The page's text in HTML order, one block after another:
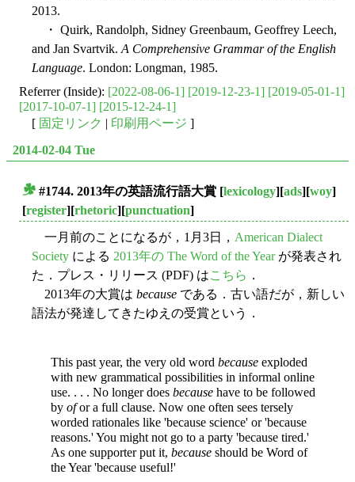
2013.
・ Quirk, Randolph, Sidney Greenbaum, Geoffrey Leech,
and Jan Svartvik. A Comprehensive Grammar of the English
Language. London: Longman, 1985.
Referrer (Inside): [2022-08-06-1] [2019-12-23-1] [2019-05-01-1]
[2017-10-07-1] [2015-12-24-1]
[ 固定リンク | 印刷用ページ ]
2014-02-04 Tue
#1744. 2013年の英語流行語大賞 [lexicology][ads][woy]
[register][rhetoric][punctuation]
一月前のことになるが，1月3日， American Dialect
Society による 2013年の The Word of the Yearが発表され
た．プレス・リリース (PDF) はこちら ．
2013年の大賞は because である．古い語だが，新しい
語法が発達してきたゆえの受賞という．
This past year, the very old word because exploded
with new grammatical possibilities in informal online
use. . . . No longer does because have to be followed
by ofor a full clause. Now one often sees tersely
worded rationales like 'because science' or 'because
reasons.' You might not go to a party 'because tired.'
As one supporter put it, because should be Word of
the Year 'because useful!'